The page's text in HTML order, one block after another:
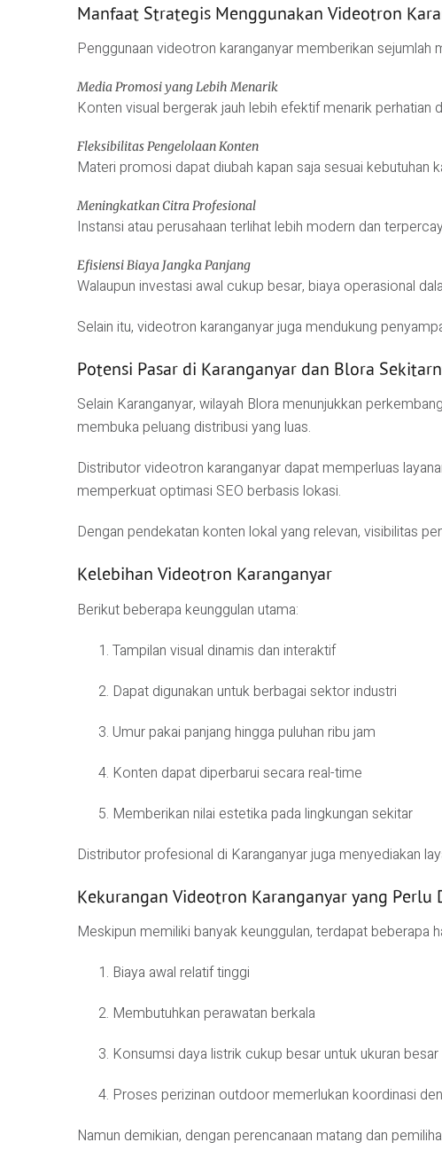
Manfaat Strategis Menggunakan Videotron
Penggunaan videotron karanganyar memberikan sejumlah
Media Promosi yang Lebih Menarik
Konten visual bergerak jauh lebih efektif menarik perhatian
Fleksibilitas Pengelolaan Konten
Materi promosi dapat diubah kapan saja sesuai kebutuhan
Meningkatkan Citra Profesional
Instansi atau perusahaan terlihat lebih modern dan
Efisiensi Biaya Jangka Panjang
Walaupun investasi awal cukup besar, biaya operasional
Selain itu, videotron karanganyar juga mendukung
Potensi Pasar di Karanganyar dan Blora
Selain Karanganyar, wilayah Blora menunjukkan
membuka peluang distribusi yang luas.
Distributor videotron karanganyar dapat memperluas
memperkuat optimasi SEO berbasis lokasi.
Dengan pendekatan konten lokal yang relevan, visibilitas
Kelebihan Videotron Karanganyar
Berikut beberapa keunggulan utama:
Tampilan visual dinamis dan interaktif
Dapat digunakan untuk berbagai sektor industri
Umur pakai panjang hingga puluhan ribu jam
Konten dapat diperbarui secara real-time
Memberikan nilai estetika pada lingkungan sekitar
Distributor profesional di Karanganyar juga menyediakan
Kekurangan Videotron Karanganyar yang Perlu
Meskipun memiliki banyak keunggulan, terdapat beberapa
Biaya awal relatif tinggi
Membutuhkan perawatan berkala
Konsumsi daya listrik cukup besar untuk ukuran besar
Proses perizinan outdoor memerlukan koordinasi
Namun demikian, dengan perencanaan matang dan